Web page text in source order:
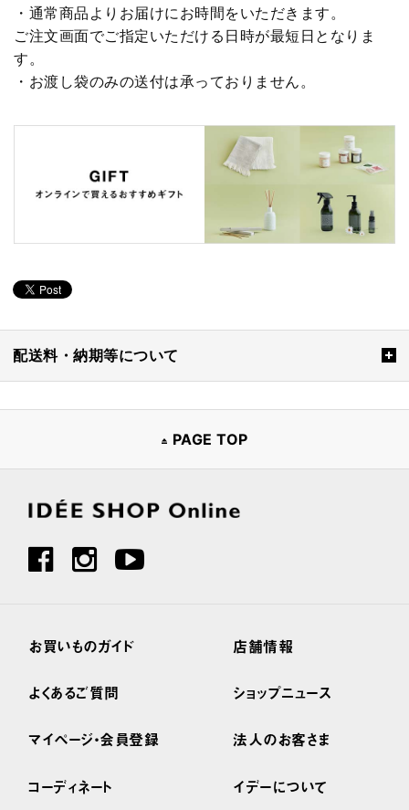
・通常商品よりお届けにお時間をいただきます。
ご注文画面でご指定いただける日時が最短日となりま
す。
・お渡し袋のみの送付は承っておりません。
配送料・納期等について
PAGE TOP
お買いものガイド
よくあるご質問
マイページ・会員登録
コーディネート
店舗情報
ショップニュース
法人のお客さま
イデーについて